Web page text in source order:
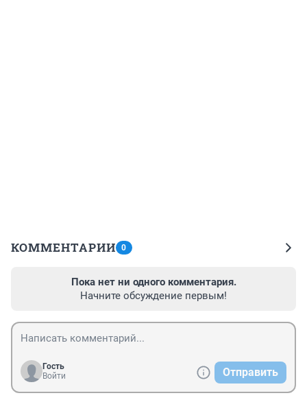
КОММЕНТАРИИ 0
Пока нет ни одного комментария.
Начните обсуждение первым!
Гость
Войти
Отправить